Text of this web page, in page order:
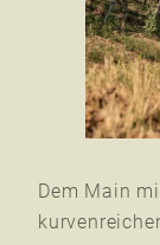
Dem Main